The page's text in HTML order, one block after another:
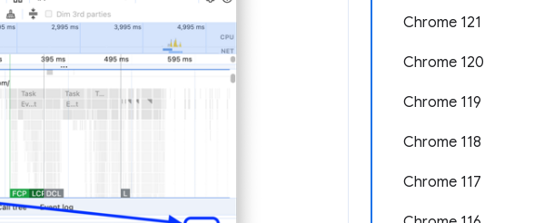
Chrome 121
Chrome 120
Chrome 119
Chrome 118
Chrome 117